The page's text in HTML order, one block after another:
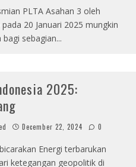
PLTA Asahan 3 oleh
20 Januari 2025 mungkin
sebagian...
2025:
December 22, 2024 0
Energi terbarukan
ketegangan geopolitik di